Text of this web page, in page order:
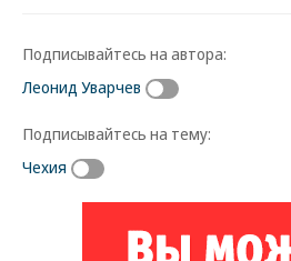
Подписывайтесь на автора:
Леонид Уварчев
Подписывайтесь на тему:
Чехия